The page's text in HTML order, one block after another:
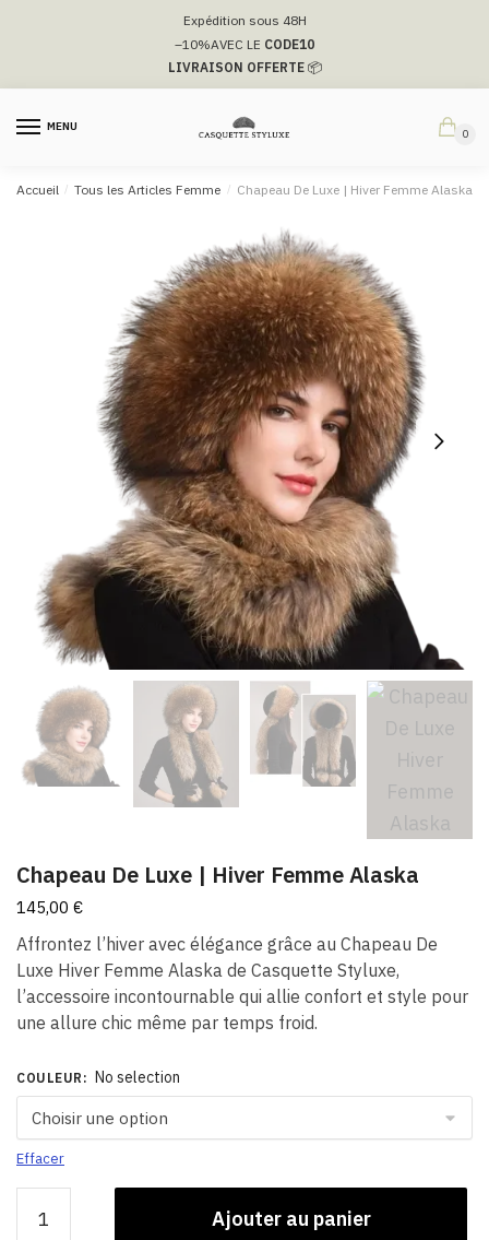
navigation
Expédition sous 48H
–10%AVEC LE CODE10
LIVRAISON OFFERTE📦
MENU
0
Accueil / Tous les Articles Femme / Chapeau De Luxe | Hiver Femme Alaska
Chapeau De Luxe | Hiver Femme Alaska
145,00 €
Affrontez l’hiver avec élégance grâce au Chapeau De
Luxe Hiver Femme Alaska de Casquette Styluxe,
l’accessoire incontournable qui allie confort et style pour
une allure chic même par temps froid.
COULEUR : No selection
Effacer
Ajouter au panier